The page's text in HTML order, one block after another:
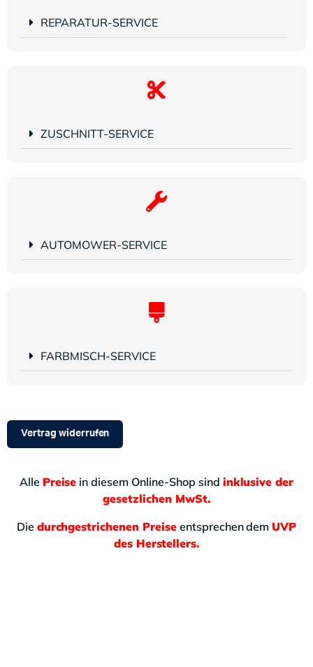
REPARATUR-SERVICE
ZUSCHNITT-SERVICE
AUTOMOWER-SERVICE
FARBMISCH-SERVICE
Vertrag widerrufen
Alle Preise in diesem Online-Shop sind inklusive der
gesetzlichen MwSt.
Die durchgestrichenen Preiseentsprechen dem UVP
des Herstellers.